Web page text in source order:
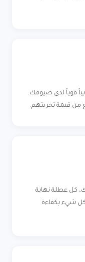
قوياً لدى ضيوفك.
من قيمة تجربتهم.
كل عطلة نهاية
كل شيء بكفاءة